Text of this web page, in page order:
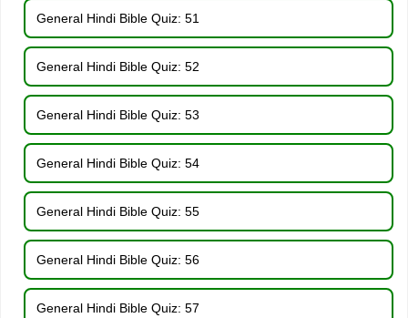
General Hindi Bible Quiz: 51
General Hindi Bible Quiz: 52
General Hindi Bible Quiz: 53
General Hindi Bible Quiz: 54
General Hindi Bible Quiz: 55
General Hindi Bible Quiz: 56
General Hindi Bible Quiz: 57